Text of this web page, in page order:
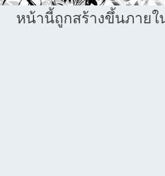
หน้านี้ถูกสร้างขึ้นภายใ